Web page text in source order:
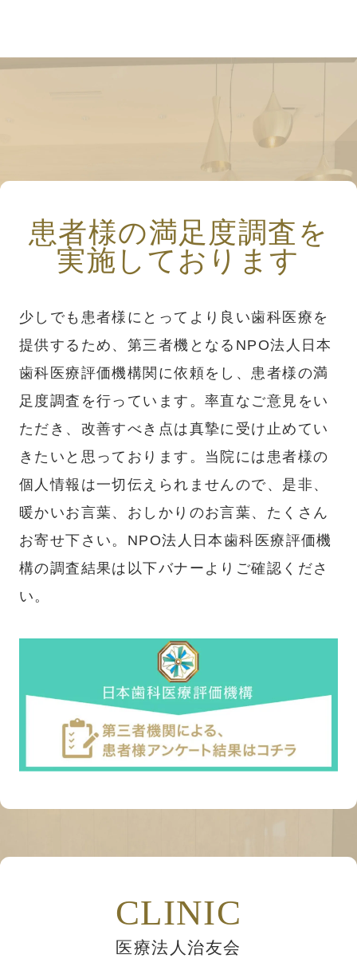
患者様の満足度調査を
実施しております
少しでも患者様にとってより良い歯科医療を
提供するため、第三者機となるNPO法人日本
歯科医療評価機構関に依頼をし、患者様の満
足度調査を行っています。率直なご意見をい
ただき、改善すべき点は真摯に受け止めてい
きたいと思っております。当院には患者様の
個人情報は一切伝えられませんので、是非、
暖かいお言葉、おしかりのお言葉、たくさん
お寄せ下さい。NPO法人日本歯科医療評価機
構の調査結果は以下バナーよりご確認くださ
い。
CLINIC
医療法人治友会